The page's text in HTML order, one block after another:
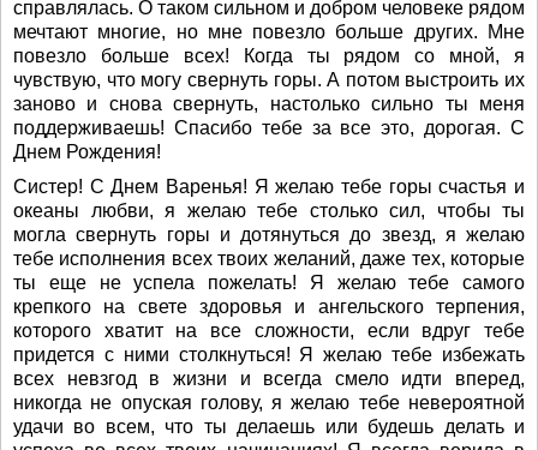
справлялась. О таком сильном и добром человеке рядом
мечтают многие, но мне повезло больше других. Мне
повезло больше всех! Когда ты рядом со мной, я
чувствую, что могу свернуть горы. А потом выстроить их
заново и снова свернуть, настолько сильно ты меня
поддерживаешь! Спасибо тебе за все это, дорогая. С
Днем Рождения!
Систер! С Днем Варенья! Я желаю тебе горы счастья и
океаны любви, я желаю тебе столько сил, чтобы ты
могла свернуть горы и дотянуться до звезд, я желаю
тебе исполнения всех твоих желаний, даже тех, которые
ты еще не успела пожелать! Я желаю тебе самого
крепкого на свете здоровья и ангельского терпения,
которого хватит на все сложности, если вдруг тебе
придется с ними столкнуться! Я желаю тебе избежать
всех невзгод в жизни и всегда смело идти вперед,
никогда не опуская голову, я желаю тебе невероятной
удачи во всем, что ты делаешь или будешь делать и